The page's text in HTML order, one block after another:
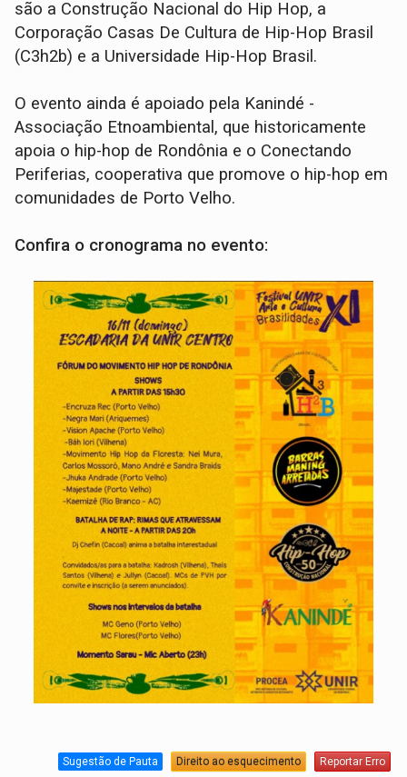
são a Construção Nacional do Hip Hop, a
Corporação Casas De Cultura de Hip-Hop Brasil
(C3h2b) e a Universidade Hip-Hop Brasil.
O evento ainda é apoiado pela Kanindé -
Associação Etnoambiental, que historicamente
apoia o hip-hop de Rondônia e o Conectando
Periferias, cooperativa que promove o hip-hop em
comunidades de Porto Velho.
Confira o cronograma no evento:
Sugestão de Pauta Direito ao esquecimento Reportar Erro